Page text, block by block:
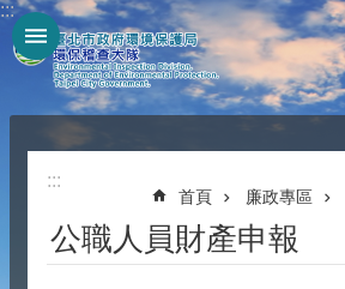
跳到主要內容區塊
:::
:::
首頁 廉政專區
公職人員財產申報